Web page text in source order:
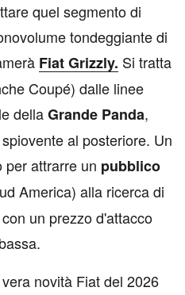
quel segmento di
tondeggiante di
Fiat Grizzly. Si tratta
Coupé) dalle linee
dellaGrande Panda,
al posteriore. Un
per attrarre un pubblico
America) alla ricerca di
un prezzo d'attacco
novità Fiat del 2026